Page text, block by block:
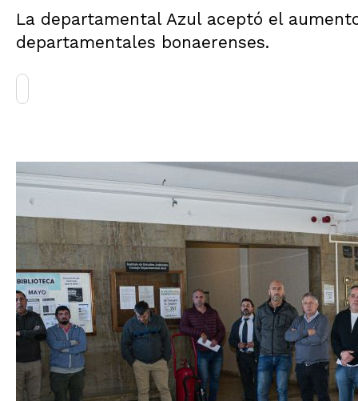
La departamental Azul aceptó el
departamentales bonaerenses.